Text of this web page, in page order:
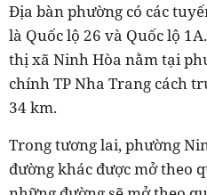
Địa bàn phường có các
là Quốc lộ 26 và Quốc lộ
thị xã Ninh Hòa nằm tại
chính TP Nha Trang cách
34 km.
Trong tương lai, phường
đường khác được mở theo